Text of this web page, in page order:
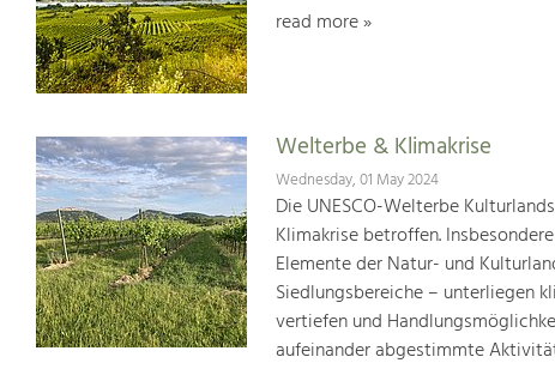
read more »
Welterbe & Klimakrise
Wednesday, 01 May 2024
Die UNESCO-Welterbe
Klimakrise betroffen.
Elemente der Natur- und
Siedlungsbereiche – unterliegen
vertiefen und
aufeinander abgestimmte